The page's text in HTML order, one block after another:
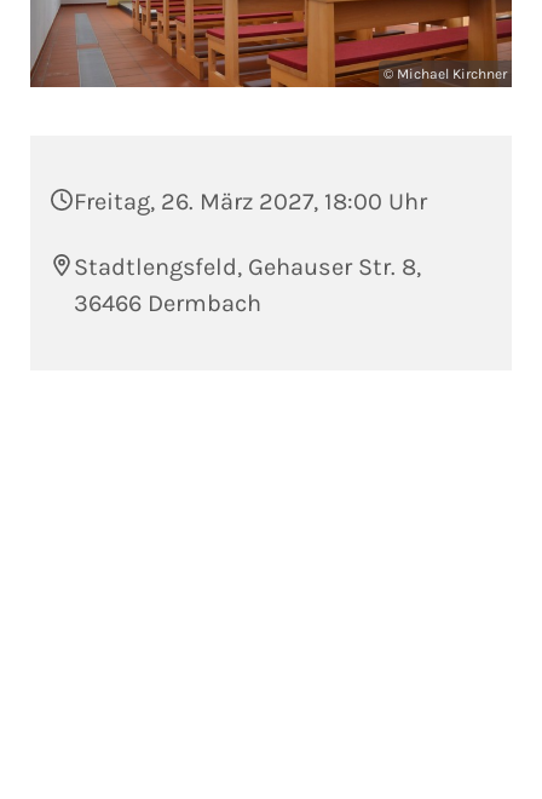
© Michael Kirchner
Freitag, 26. März 2027, 18:00 Uhr
Stadtlengsfeld, Gehauser Str. 8,
36466 Dermbach